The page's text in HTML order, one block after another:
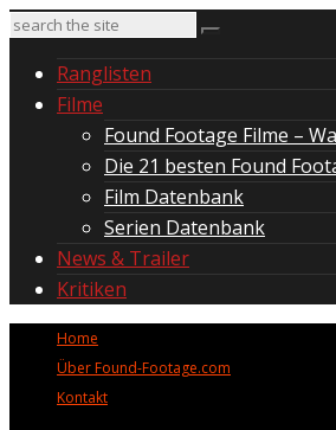
Ranglisten
Filme
Found Footage Filme –
Die 21 besten Found
Film Datenbank
Serien Datenbank
News & Trailer
Kritiken
Home
Über Found-Footage.com
Kontakt